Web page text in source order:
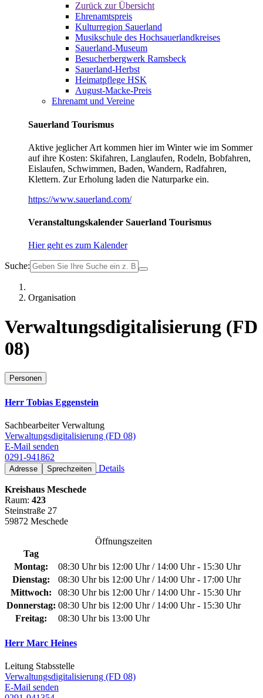
Zurück zur Übersicht
Ehrenamtspreis
Kulturregion Sauerland
Musikschule des Hochsauerlandkreises
Sauerland-Museum
Besucherbergwerk Ramsbeck
Sauerland-Herbst
Heimatpflege HSK
August-Macke-Preis
Ehrenamt und Vereine
Sauerland Tourismus
Aktive jeglicher Art kommen hier im Winter wie im Sommer
auf ihre Kosten: Skifahren, Langlaufen, Rodeln, Bobfahren,
Eislaufen, Schwimmen, Baden, Wandern, Radfahren,
Klettern. Zur Erholung laden die Naturparke ein.
https://www.sauerland.com/
Veranstaltungskalender Sauerland Tourismus
Hier geht es zum Kalender
Suche:
Organisation
Verwaltungsdigitalisierung (FD
08)
Personen
Herr Tobias Eggenstein
Sachbearbeiter Verwaltung
Verwaltungsdigitalisierung (FD 08)
E-Mail senden
0291-941862
Adresse Sprechzeiten Details
Kreishaus Meschede
Raum: 423
Steinstraße 27
59872 Meschede
Öffnungszeiten
Tag
Montag:
08:30 Uhr bis 12:00 Uhr / 14:00 Uhr - 15:30 Uhr
Dienstag:
08:30 Uhr bis 12:00 Uhr / 14:00 Uhr - 17:00 Uhr
Mittwoch:
08:30 Uhr bis 12:00 Uhr / 14:00 Uhr - 15:30 Uhr
Donnerstag: 08:30 Uhr bis 12:00 Uhr / 14:00 Uhr - 15:30 Uhr
Freitag:
08:30 Uhr bis 13:00 Uhr
Herr Marc Heines
Leitung Stabsstelle
Verwaltungsdigitalisierung (FD 08)
E-Mail senden